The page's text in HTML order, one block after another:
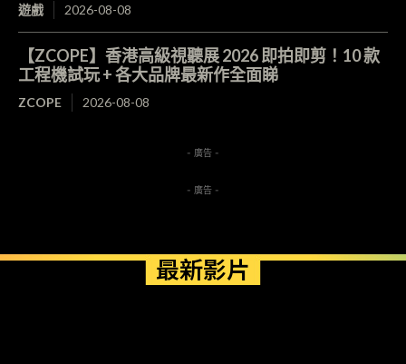
遊戲 2026-08-08
【ZCOPE】香港高級視聽展 2026 即拍即剪！10 款
工程機試玩 + 各大品牌最新作全面睇
ZCOPE 2026-08-08
- 廣告 -
- 廣告 -
最新影片